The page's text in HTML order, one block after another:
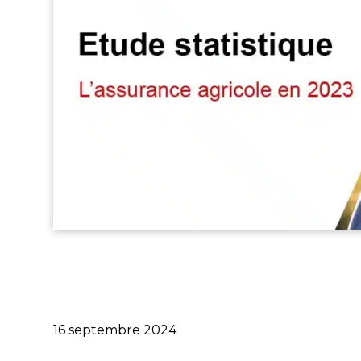
Publié
16 septembre 2024